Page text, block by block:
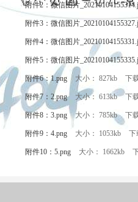
附件2：微信图片
附件3：微信图片
附件4：微信图片
附件5：微信图片
附件6：1.png 大小： 827kb 下
附件7：2.png 大小： 613kb 下
附件8：3.png 大小： 785kb 下
附件9：4.png 大小： 1053kb 下
附件10：5.png 大小： 1662kb